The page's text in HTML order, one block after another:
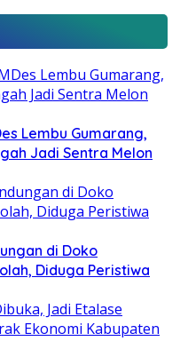
Lembu Gumarang,
Jadi Sentra Melon
di Doko
Diduga Peristiwa